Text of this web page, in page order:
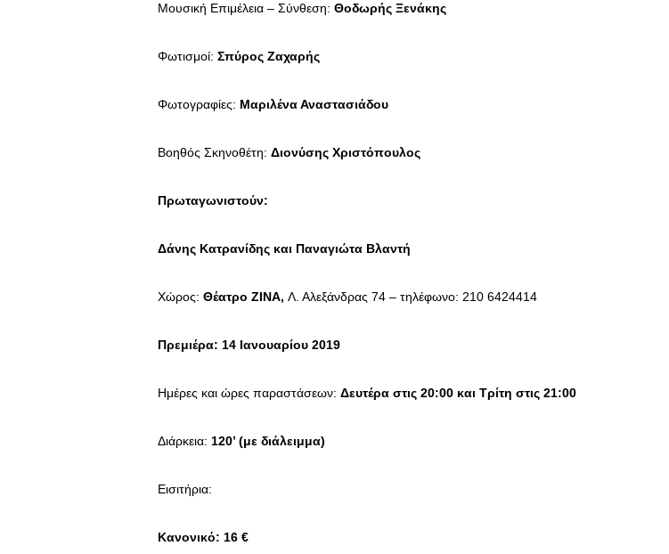
Μουσική Επιμέλεια – Σύνθεση: Θοδωρής Ξενάκης
Φωτισμοί: Σπύρος Ζαχαρής
Φωτογραφίες: Μαριλένα Αναστασιάδου
Βοηθός Σκηνοθέτη: Διονύσης Χριστόπουλος
Πρωταγωνιστούν:
Δάνης Κατρανίδης και Παναγιώτα Βλαντή
Χώρος: Θέατρο ΖΙΝΑ, Λ. Αλεξάνδρας 74 – τηλέφωνο: 210 6424414
Πρεμιέρα: 14 Ιανουαρίου 2019
Ημέρες και ώρες παραστάσεων: Δευτέρα στις 20:00 και Τρίτη στις 21:00
Διάρκεια: 120’ (με διάλειμμα)
Εισιτήρια:
Κανονικό: 16 €